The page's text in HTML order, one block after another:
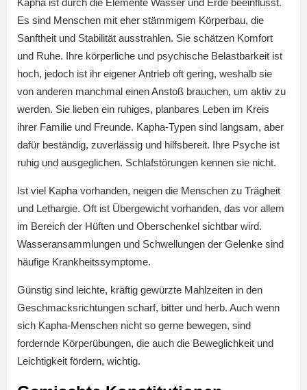
Es sind Menschen mit eher stämmigem Körperbau, die
Sanftheit und Stabilität ausstrahlen. Sie schätzen Komfort
und Ruhe. Ihre körperliche und psychische Belastbarkeit ist
hoch, jedoch ist ihr eigener Antrieb oft gering, weshalb sie
von anderen manchmal einen Anstoß brauchen, um aktiv zu
werden. Sie lieben ein ruhiges, planbares Leben im Kreis
ihrer Familie und Freunde. Kapha-Typen sind langsam, aber
dafür beständig, zuverlässig und hilfsbereit. Ihre Psyche ist
ruhig und ausgeglichen. Schlafstörungen kennen sie nicht.
Ist viel Kapha vorhanden, neigen die Menschen zu Trägheit
und Lethargie. Oft ist Übergewicht vorhanden, das vor allem
im Bereich der Hüften und Oberschenkel sichtbar wird.
Wasseransammlungen und Schwellungen der Gelenke sind
häufige Krankheitssymptome.
Günstig sind leichte, kräftig gewürzte Mahlzeiten in den
Geschmacksrichtungen scharf, bitter und herb. Auch wenn
sich Kapha-Menschen nicht so gerne bewegen, sind
fordernde Körperübungen, die auch die Beweglichkeit und
Leichtigkeit fördern, wichtig.